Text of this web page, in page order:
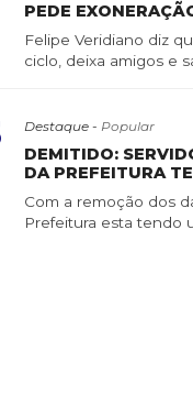
PEDE
Felipe Veridiano diz
ciclo, deixa amigos e
Destaque - Popular
DEMITIDO:
DA PREFEITURA
APAGADO POR
CONFIANÇA
Com a remoção dos
Prefeitura esta tendo